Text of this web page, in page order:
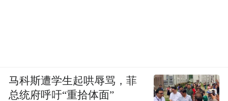
马科斯遭学生起哄辱骂，菲
总统府呼吁“重拾体面”